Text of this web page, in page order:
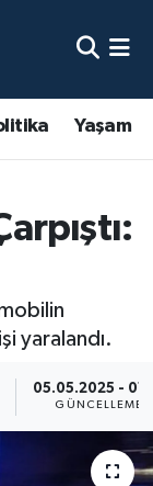
Yaşam
yaralandı.
05.05.2025 -
GÜNCELLEME
Fikstür